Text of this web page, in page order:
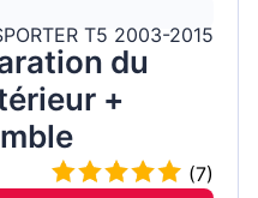
T5 2003-2015
du
+
(7)